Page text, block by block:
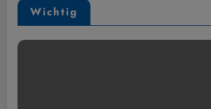
Wichtig